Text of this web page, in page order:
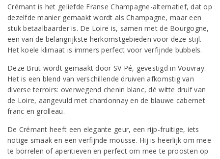
Crémant is het geliefde Franse Champagne-alternatief, dat op
dezelfde manier gemaakt wordt als Champagne, maar een
stuk betaalbaarder is. De Loire is, samen met de Bourgogne,
een van de belangrijkste herkomstgebieden voor deze stijl.
Het koele klimaat is immers perfect voor verfijnde bubbels.
Deze Brut wordt gemaakt door SV Pé, gevestigd in Vouvray.
Het is een blend van verschillende druiven afkomstig van
diverse terroirs: overwegend chenin blanc, dé witte druif van
de Loire, aangevuld met chardonnay en de blauwe cabernet
franc en grolleau.
De Crémant heeft een elegante geur, een rijp-fruitige, iets
notige smaak en een verfijnde mousse. Hij is heerlijk om mee
te borrelen of aperitieven en perfect om mee te proosten op